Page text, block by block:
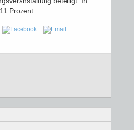
Prozent.